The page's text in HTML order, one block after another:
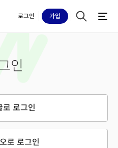
로그인 가입
인
로 로그인
로 로그인